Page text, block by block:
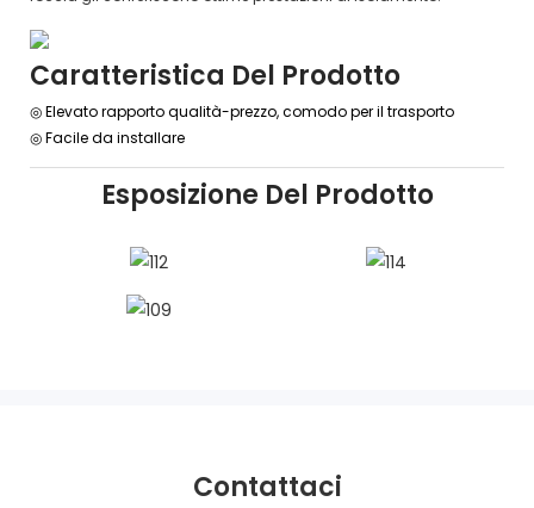
Caratteristica Del Prodotto
◎ Elevato rapporto qualità-prezzo, comodo per il trasporto
◎ Facile da installare
Esposizione Del Prodotto
Contattaci